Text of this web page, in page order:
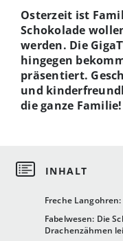
Freche
Fabelwesen: Die
Drachenzähmen
Osterzeit ist
Schokolade
werden. Die
hingegen
präsentiert.
und
die ganze Familie!